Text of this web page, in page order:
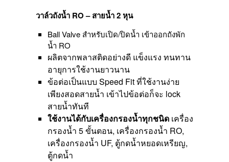
วาล์วถังน้ำ RO – สายน้ำ 2 หุน
Ball Valve สำหรับเปิด/ปิดน้ำ เข้าออกถังพัก
น้ำ RO
ผลิตจากพลาสติดอย่างดี แข็งแรง ทนทาน
อายุการใช้งานยาวนาน
ข้อต่อเป็นแบบ Speed Fit ที่ใช้งานง่าย
เพียงสอดสายน้ำ เข้าไปข้อต่อก็จะ lock
สายน้ำทันที
ใช้งานได้กับเครื่องกรองน้ำทุกชนิดเครื่อง
กรองน้ำ 5 ขั้นตอน, เครื่องกรองน้ำ RO,
เครื่องกรองน้ำ UF, ตู้กดน้ำหยอดเหรียญ,
ตู้กดน้ำ